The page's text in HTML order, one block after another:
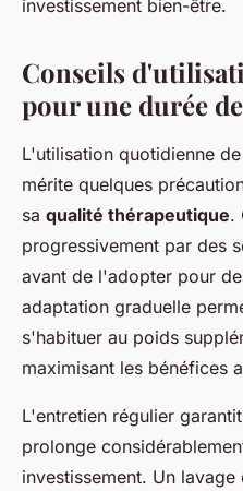
investissement bien-être.
Conseils
pour une durée
L'utilisation quotidienne
mérite quelques
sa qualité thérapeutique.
progressivement par des
avant de l'adopter pour
adaptation graduelle
s'habituer au poids
maximisant les bénéfices
L'entretien régulier
prolonge
investissement. Un